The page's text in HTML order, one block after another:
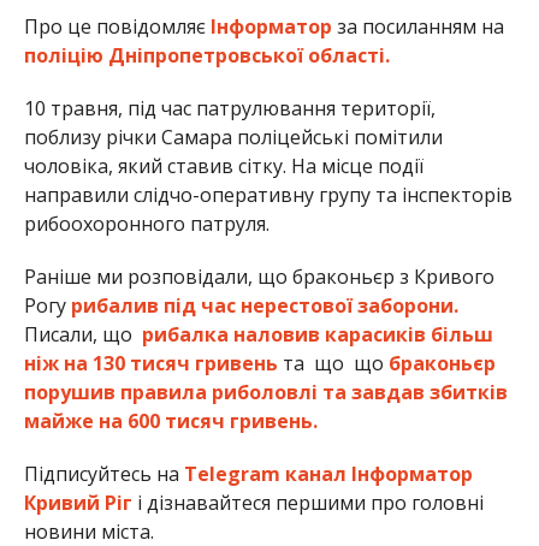
Про це повідомляє Інформатор за посиланням на
поліцію Дніпропетровської області.
10 травня, під час патрулювання території,
поблизу річки Самара поліцейські помітили
чоловіка, який ставив сітку. На місце події
направили слідчо-оперативну групу та інспекторів
рибоохоронного патруля.
Раніше ми розповідали, що браконьєр з Кривого
Рогу рибалив під час нерестової заборони.
Писали, що рибалка наловив карасиків більш
ніж на 130 тисяч гривень та що що браконьєр
порушив правила риболовлі та завдав збитків
майже на 600 тисяч гривень.
Підписуйтесь на Telegram канал Інформатор
Кривий Ріг і дізнавайтеся першими про головні
новини міста.